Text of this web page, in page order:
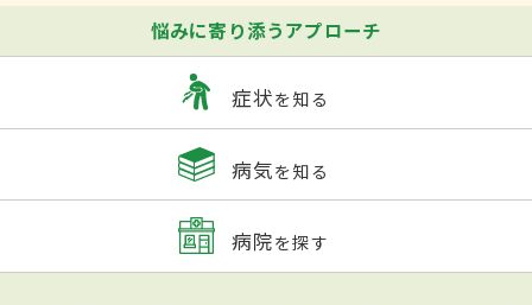
悩みに寄り添うアプローチ
症状を知る
病気を知る
病院を探す